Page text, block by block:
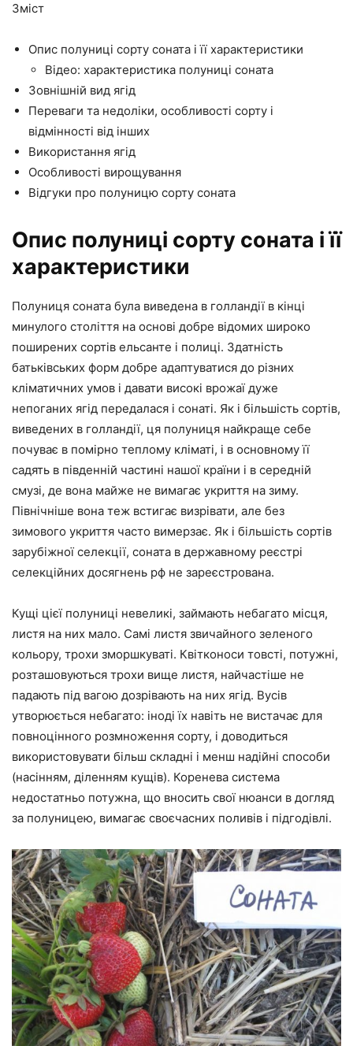
Зміст
Опис полуниці сорту соната і її характеристики
Відео: характеристика полуниці соната
Зовнішній вид ягід
Переваги та недоліки, особливості сорту і
відмінності від інших
Використання ягід
Особливості вирощування
Відгуки про полуницю сорту соната
Опис полуниці сорту соната і її
характеристики
Полуниця соната була виведена в голландії в кінці
минулого століття на основі добре відомих широко
поширених сортів ельсанте і полиці. Здатність
батьківських форм добре адаптуватися до різних
кліматичних умов і давати високі врожаї дуже
непоганих ягід передалася і сонаті. Як і більшість сортів,
виведених в голландії, ця полуниця найкраще себе
почуває в помірно теплому кліматі, і в основному її
садять в південній частині нашої країни і в середній
смузі, де вона майже не вимагає укриття на зиму.
Північніше вона теж встигає визрівати, але без
зимового укриття часто вимерзає. Як і більшість сортів
зарубіжної селекції, соната в державному реєстрі
селекційних досягнень рф не зареєстрована.
Кущі цієї полуниці невеликі, займають небагато місця,
листя на них мало. Самі листя звичайного зеленого
кольору, трохи зморшкуваті. Квітконоси товсті, потужні,
розташовуються трохи вище листя, найчастіше не
падають під вагою дозрівають на них ягід. Вусів
утворюється небагато: іноді їх навіть не вистачає для
повноцінного розмноження сорту, і доводиться
використовувати більш складні і менш надійні способи
(насінням, діленням кущів). Коренева система
недостатньо потужна, що вносить свої нюанси в догляд
за полуницею, вимагає своєчасних поливів і підгодівлі.